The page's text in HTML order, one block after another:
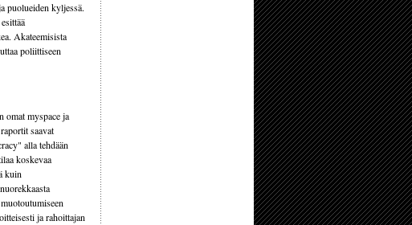
puolueiden kyljessä.
Akateemisista
poliittiseen
omat myspace ja
saavat
alla tehdään
koskevaa
kuin
ja rahoittajan